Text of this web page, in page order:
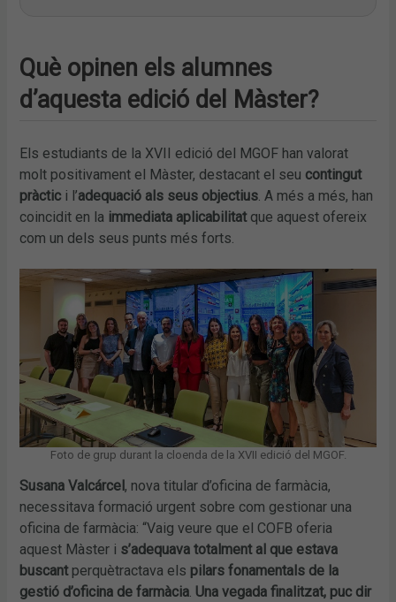
Què opinen els alumnes
d’aquesta edició del Màster?
Els estudiants de la XVII edició del MGOF han valorat
molt positivament el Màster, destacant el seu contingut
pràctic i l’adequació als seus objectius. A més a més, han
coincidit en la immediata aplicabilitatque aquest ofereix
com un dels seus punts més forts.
Foto de grup durant la cloenda de la XVII edició del MGOF.
Susana Valcárcel, nova titular d’oficina de farmàcia,
necessitava formació urgent sobre com gestionar una
oficina de farmàcia: “Vaig veure que el COFB oferia
aquest Màster i s’adequava totalment al que estava
buscant perquètractava els pilars fonamentals de la
gestió d’oficina de farmàcia. Una vegada finalitzat, puc dir